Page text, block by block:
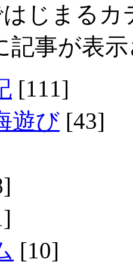
じまるカ
事が表
[111]
遊び [43]
[10]